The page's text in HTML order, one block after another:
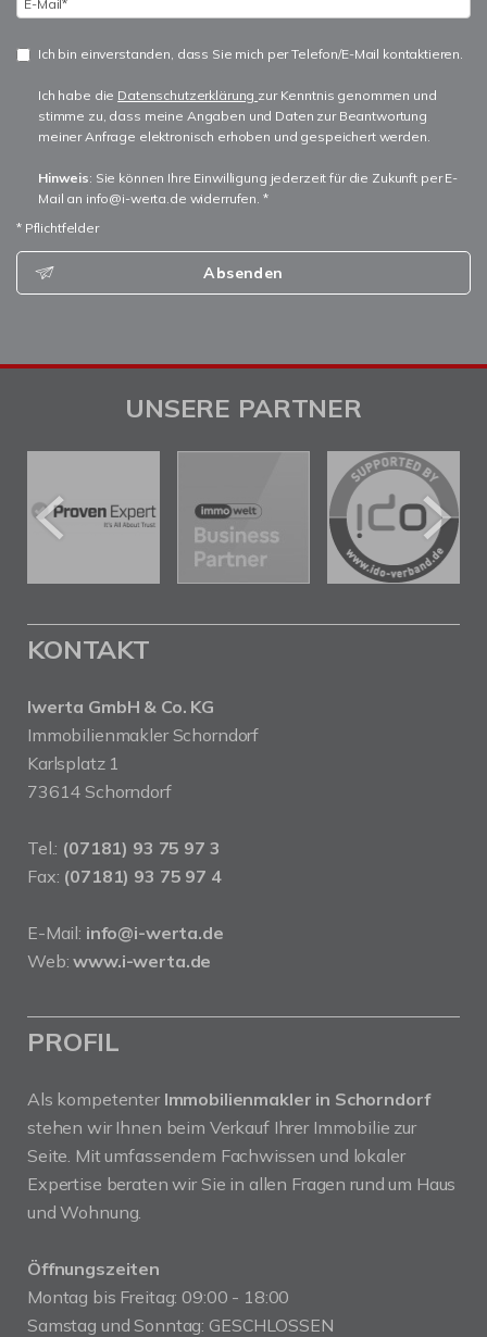
Ich bin einverstanden, dass Sie mich per Telefon/E-Mail kontaktieren.
Ich habe die Datenschutzerklärung zur Kenntnis genommen und
stimme zu, dass meine Angaben und Daten zur Beantwortung
meiner Anfrage elektronisch erhoben und gespeichert werden.
Hinweis: Sie können Ihre Einwilligung jederzeit für die Zukunft per E-
Mail an info@i-werta.de widerrufen. *
* Pflichtfelder
Absenden
UNSERE PARTNER
KONTAKT
Iwerta GmbH & Co. KG
Immobilienmakler Schorndorf
Karlsplatz 1
73614 Schorndorf
Tel.: (07181) 93 75 97 3
Fax: (07181) 93 75 97 4
E-Mail: info@i-werta.de
Web:www.i-werta.de
PROFIL
Als kompetenter Immobilienmakler in Schorndorf
stehen wir Ihnen beim Verkauf Ihrer Immobilie zur
Seite. Mit umfassendem Fachwissen und lokaler
Expertise beraten wir Sie in allen Fragen rund um Haus
und Wohnung.
Öffnungszeiten
Montag bis Freitag: 09:00 - 18:00
Samstag und Sonntag: GESCHLOSSEN